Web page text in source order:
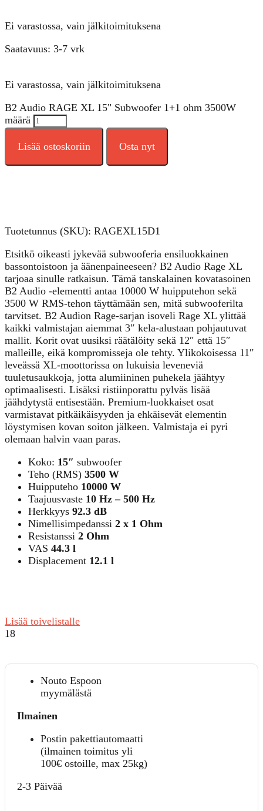
Ei varastossa, vain jälkitoimituksena
Saatavuus: 3-7 vrk
Ei varastossa, vain jälkitoimituksena
B2 Audio RAGE XL 15" Subwoofer 1+1 ohm 3500W
määrä
Lisää ostoskoriin Osta nyt
Tuotetunnus (SKU): RAGEXL15D1
Etsitkö oikeasti jykevää subwooferia ensiluokkainen
bassontoistoon ja äänenpaineeseen? B2 Audio Rage XL
tarjoaa sinulle ratkaisun. Tämä tanskalainen kovatasoinen
B2 Audio -elementti antaa 10000 W huipputehon sekä
3500 W RMS-tehon täyttämään sen, mitä subwooferilta
tarvitset. B2 Audion Rage-sarjan isoveli Rage XL ylittää
kaikki valmistajan aiemmat 3″ kela-alustaan pohjautuvat
mallit. Korit ovat uusiksi räätälöity sekä 12″ että 15″
malleille, eikä kompromisseja ole tehty. Ylikokoisessa 11″
leveässä XL-moottorissa on lukuisia leveneviä
tuuletusaukkoja, jotta alumiininen puhekela jäähtyy
optimaalisesti. Lisäksi ristiinporattu pylväs lisää
jäähdytystä entisestään. Premium-luokkaiset osat
varmistavat pitkäikäisyyden ja ehkäisevät elementin
löystymisen kovan soiton jälkeen. Valmistaja ei pyri
olemaan halvin vaan paras.
Koko: 15″ subwoofer
Teho (RMS) 3500 W
Huipputeho 10000 W
Taajuusvaste 10 Hz – 500 Hz
Herkkyys 92.3 dB
Nimellisimpedanssi 2 x 1 Ohm
Resistanssi 2 Ohm
VAS 44.3 l
Displacement 12.1 l
Lisää toivelistalle
18
Nouto Espoon
myymälästä
Ilmainen
Postin pakettiautomaatti
(ilmainen toimitus yli
100€ ostoille, max 25kg)
2-3 Päivää